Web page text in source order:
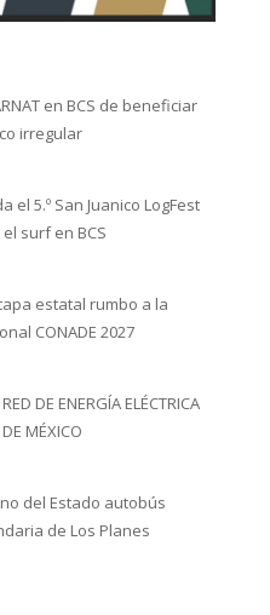
en BCS de beneficiar
irregular
el 5.º San Juanico LogFest
surf en BCS
estatal rumbo a la
CONADE 2027
DE ENERGÍA ELÉCTRICA
MÉXICO
del Estado autobús
de Los Planes